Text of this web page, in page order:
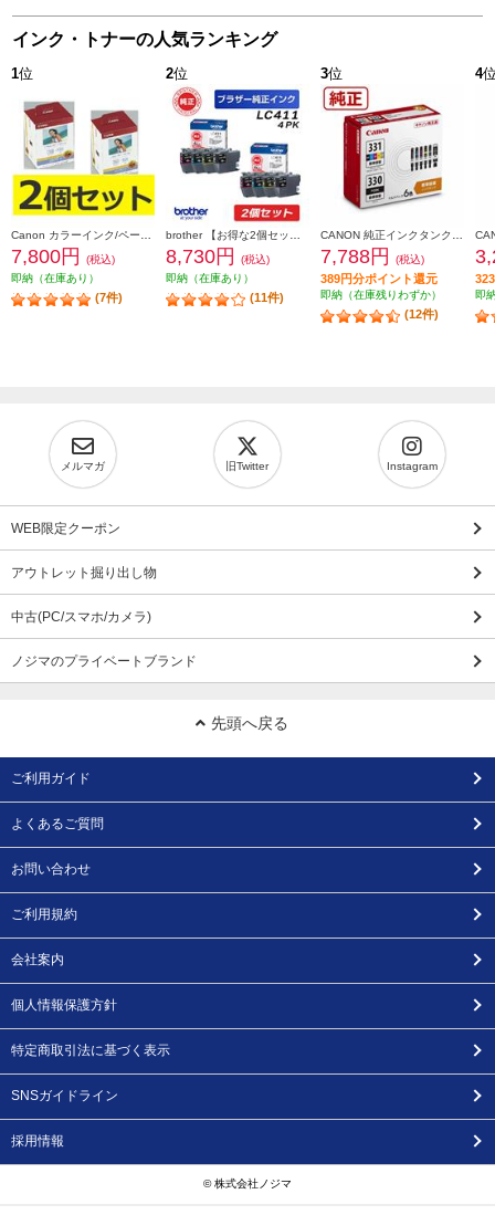
インク・トナーの人気ランキング
1位
7,800円
(税込)
即納（在庫あり）
(7件)
2位
8,730円
(税込)
即納（在庫あり）
(11件)
3位
7,788円 (税込)
389円分ポイント還元
即納（在庫残りわずか）
(12件)
4
即
メルマガ 旧Twitter Instagram
WEB限定クーポン
アウトレット掘り出し物
中古(PC/スマホ/カメラ)
ノジマのプライベートブランド
先頭へ戻る
ご利用ガイド
よくあるご質問
お問い合わせ
ご利用規約
会社案内
個人情報保護方針
特定商取引法に基づく表示
SNSガイドライン
採用情報
© 株式会社ノジマ